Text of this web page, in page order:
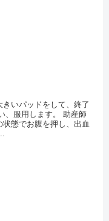
いパッドをして、終了
、服用します。 助産師
態でお腹を押し、出血